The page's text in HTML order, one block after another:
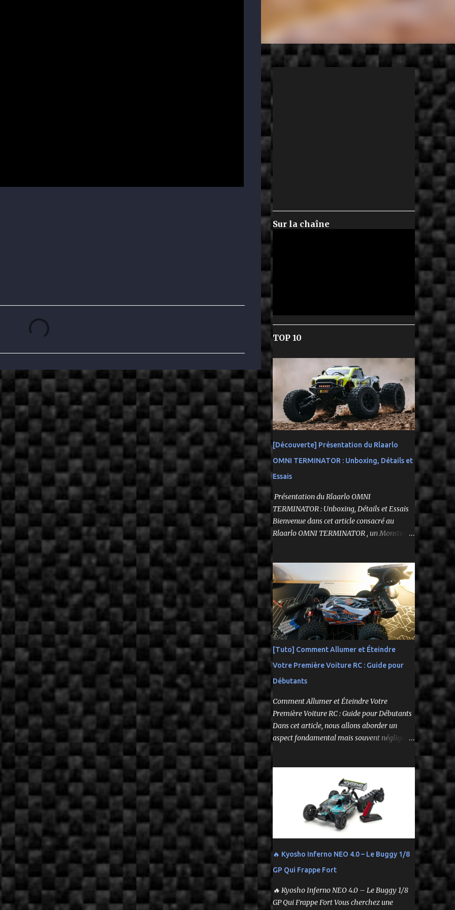
Sur la chaîne
TOP 10
[Découverte] Présentation du Rlaarlo
OMNI TERMINATOR : Unboxing, Détails et
Essais
Présentation du Rlaarlo OMNI
TERMINATOR : Unboxing, Détails et Essais
Bienvenue dans cet article consacré au
Rlaarlo OMNI TERMINATOR , un Monster
ses caractéristiques détaillées, les essais
pratiques, et bien sûr, une conclusion sur ses
performances et sa valeur. Ce modèle se
distingue par son prix attractif et ses
fonctionnalités intéressantes, et nous allons
examiner tout cela en profondeur. ---------
-------------------------------- Lien
affilié Aliexpress 👉​
https://s.click.aliexpress.com/e/_c3IM84VZ --
---------------------------------------
--
[Tuto] Comment Allumer et Éteindre
Votre Première Voiture RC : Guide pour
Débutants
Comment Allumer et Éteindre Votre
Première Voiture RC : Guide pour Débutants
Dans cet article, nous allons aborder un
aspect fondamental mais souvent négligé de
simple, mais une procédure incorrecte peut
entraîner des problèmes et gâcher votre
expérience. Suivez ces étapes pour vous
assurer que tout fonctionne sans accroc.
🔥 Kyosho Inferno NEO 4.0 – Le Buggy 1/8
GP Qui Frappe Fort
🔥 Kyosho Inferno NEO 4.0 – Le Buggy 1/8
GP Qui Frappe Fort Vous cherchez une